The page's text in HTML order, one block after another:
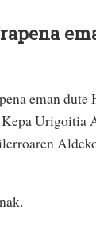
eman
Urigoitia